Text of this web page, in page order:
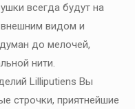
всегда будут на
видом и
до мелочей,
нити.
Lilliputiens Вы
строчки, приятнейшие